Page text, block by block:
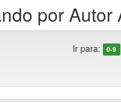
por Autor
Ir para: 0-9